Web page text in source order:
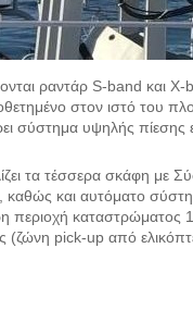
ραντάρ S-band και
στον ιστό του
σύστημα υψηλής πίεσης
τα τέσσερα σκάφη με
καθώς και αυτόματο
περιοχή καταστρώματος
(ζώνη pick-up από